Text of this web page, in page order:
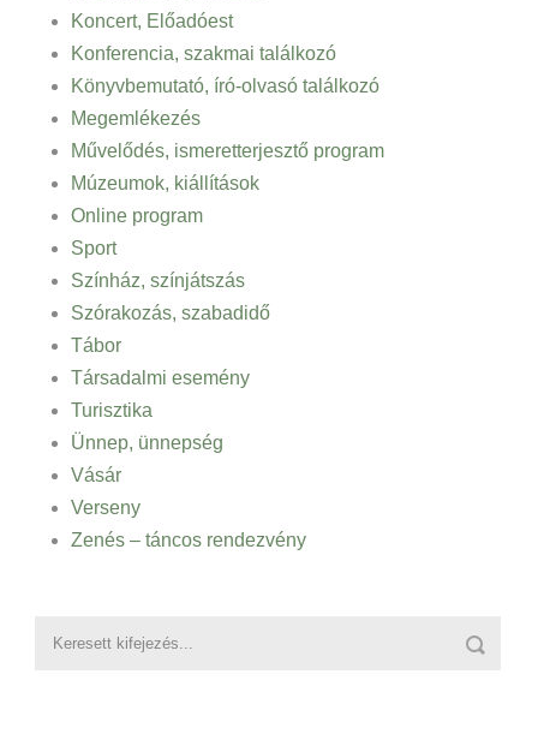
Koncert, Előadóest
Konferencia, szakmai találkozó
Könyvbemutató, író-olvasó találkozó
Megemlékezés
Művelődés, ismeretterjesztő program
Múzeumok, kiállítások
Online program
Sport
Színház, színjátszás
Szórakozás, szabadidő
Tábor
Társadalmi esemény
Turisztika
Ünnep, ünnepség
Vásár
Verseny
Zenés – táncos rendezvény